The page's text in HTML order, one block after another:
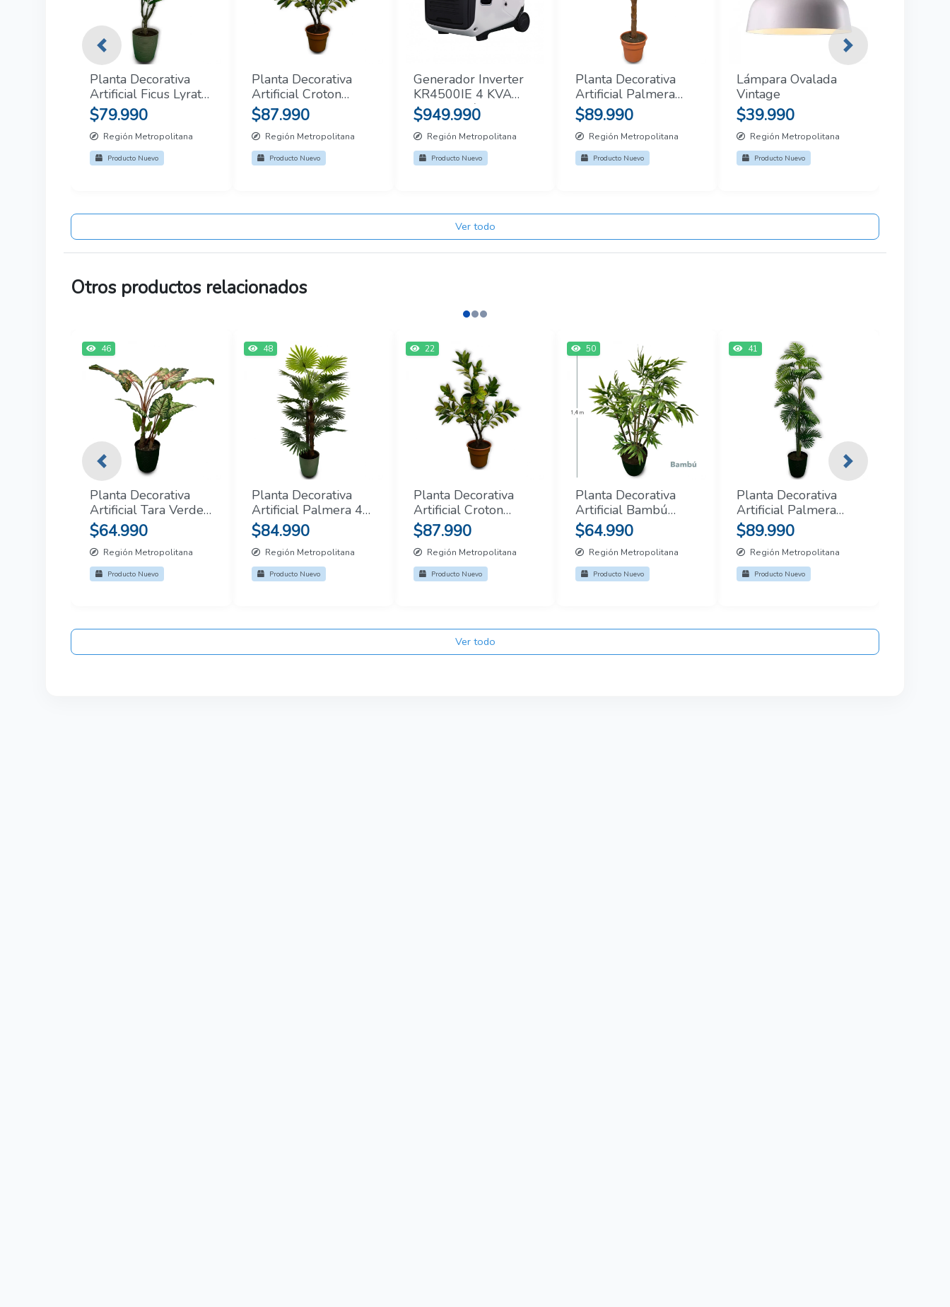
Planta Decorativa
Artificial Ficus Lyrata
150cm
$79.990
Región Metropolitana
Producto Nuevo
Planta Decorativa
Artificial Croton
1.6mt
$87.990
Región Metropolitana
Producto Nuevo
Generador Inverter
KR4500IE 4 KVA
Partida Eléctrica
PREVENTA
$949.990
Región Metropolitana
Producto Nuevo
Planta Decorativa
Artificial Palmera
Abanico 2.0mt
$89.990
Región Metropolitana
Producto Nuevo
Lámpara Ovalada
Vintage
$39.990
Región Metropolitana
Producto Nuevo
Previous Next
Ver todo
Otros productos relacionados
46
Planta Decorativa
Artificial Tara Verde
Claro
$64.990
Región Metropolitana
Producto Nuevo
48
Planta Decorativa
Artificial Palmera 4
varas 1.8mt
$84.990
Región Metropolitana
Producto Nuevo
22
Planta Decorativa
Artificial Croton
1.6mt
$87.990
Región Metropolitana
Producto Nuevo
50
Planta Decorativa
Artificial Bambú
1.4mt
$64.990
Región Metropolitana
Producto Nuevo
41
Planta Decorativa
Artificial Palmera
hojas pequeñas
$89.990
Región Metropolitana
Producto Nuevo
Previous Next
Ver todo